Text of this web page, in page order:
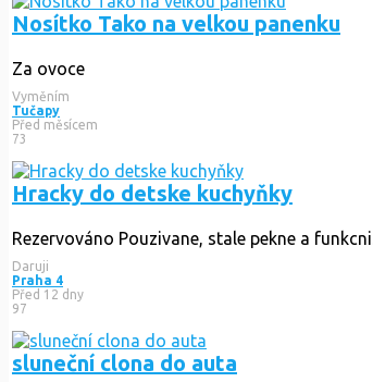
Nosítko Tako na velkou panenku
Za ovoce
Vyměním
Tučapy
Před měsícem
73
Hracky do detske kuchyňky
Rezervováno Pouzivane, stale pekne a
Daruji
Praha 4
Před 12 dny
97
sluneční clona do auta